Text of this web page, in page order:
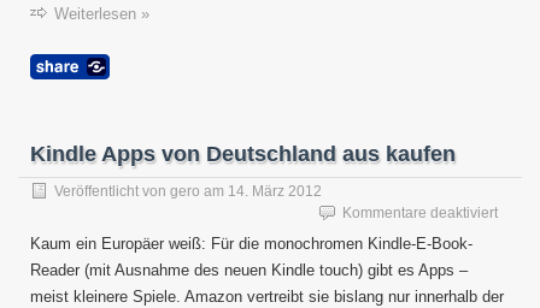
Weiterlesen »
Kindle Apps von Deutschland aus kaufen
Veröffentlicht von gero am 14. März 2012
Kommentare deaktiviertfür
Kaum ein Europäer weiß: Für die monochromen Kindle-E-Book-
Reader (mit Ausnahme des neuen Kindle touch) gibt es Apps –
meist kleinere Spiele. Amazon vertreibt sie bislang nur innerhalb der